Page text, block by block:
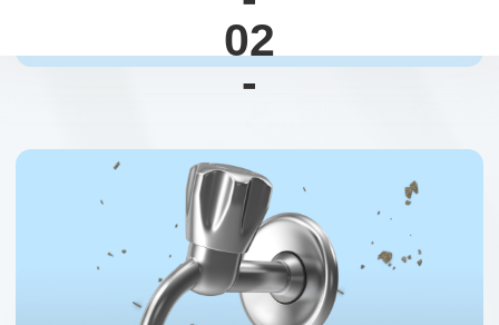
улучшний вы добьетесь уже
через 14 днейупотребления воды
04